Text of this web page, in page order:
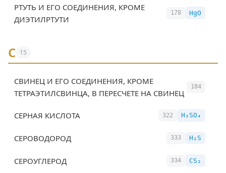
РТУТЬ И ЕГО СОЕДИНЕНИЯ, КРОМЕ
ДИЭТИЛРТУТИ
178 HgO
С 15
СВИНЕЦ И ЕГО СОЕДИНЕНИЯ, КРОМЕ
ТЕТРАЭТИЛСВИНЦА, В ПЕРЕСЧЕТЕ НА СВИНЕЦ
184
СЕРНАЯ КИСЛОТА 322 H₂SO₄
СЕРОВОДОРОД 333 H₂S
СЕРОУГЛЕРОД 334 CS₂